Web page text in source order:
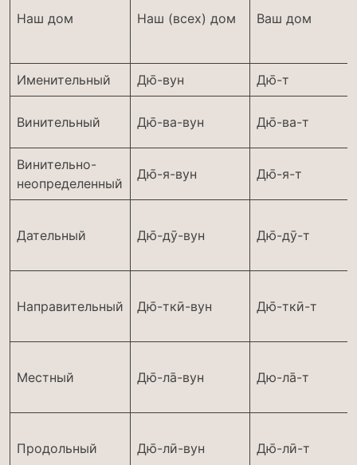
Наш дом Наш (всех) дом Ваш дом
Именительный Дю̄-вун Дю̄-т
Винительный Дю̄-ва-вун Дю̄-ва-т
Винительно-
неопределенный
Дю̄-я-вун Дю̄-я-т
Дательный Дю̄-дӯ-вун Дю̄-дӯ-т
Направительный Дю̄-ткӣ-вун Дю̄-ткӣ-т
Местный Дю̄-ла̄-вун Дю-ла̄-т
Продольный Дю̄-лӣ-вун Дю̄-лӣ-т